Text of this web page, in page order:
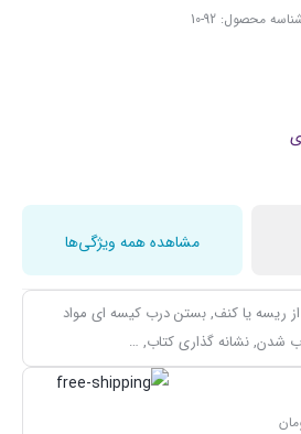
محصول:92-10
مشاهده همه ویژگی‌ها
ریسه یا کنف, بستن درب کیسه ای مواد
شدن, نشانه گذاری کتاب, …